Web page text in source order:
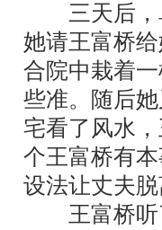
三天后，卓
她请王富桥
合院中栽着一
些准。随后
宅看了风水
个王富桥有
设法让丈夫脱
王富桥听了